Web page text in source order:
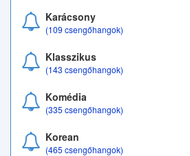
Karácsony
(109 csengőhangok)
Klasszikus
(143 csengőhangok)
Komédia
(335 csengőhangok)
Korean
(465 csengőhangok)